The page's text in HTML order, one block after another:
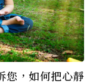
您，如何把心靜